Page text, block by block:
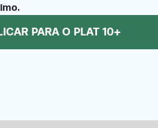
PARA O PLAT 10+